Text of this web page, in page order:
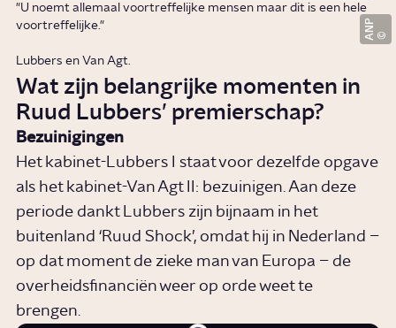
"U noemt allemaal voortreffelijke mensen maar dit is een hele
voortreffelijke."
ANP
Lubbers en Van Agt.
Wat zijn belangrijke momenten in
Ruud Lubbers’ premierschap?
Bezuinigingen
Het kabinet-Lubbers I staat voor dezelfde opgave
als het kabinet-Van Agt II: bezuinigen. Aan deze
periode dankt Lubbers zijn bijnaam in het
buitenland ‘Ruud Shock’, omdat hij in Nederland –
op dat moment de zieke man van Europa – de
overheidsfinanciën weer op orde weet te
brengen.